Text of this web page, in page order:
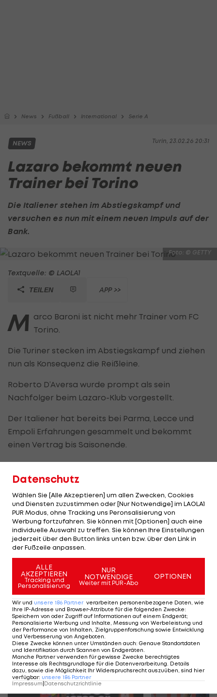
News Fußball International Serie A
Turin, 23.02.26 20:31
NEWS
Lazaro bekommt neuen
Trainer bei Torino
Die Italiener stehen im Abstiegskampf und
versuchen es nun mit einem neuen Impuls auf der
Bank.
Foto: © GETTY
Textquelle: © LAOLA1
TEILEN APP >>
M arco Baroni ist nicht mehr Trainer vom FC
Torino.
Die Turiner stecken im Abstiegskampf und ziehen
nun als Konsequenz die Reißleine.
Roberto D’Aversa wurde prompt als sein
Nachfolger beim Lazaro-Klub vorgestellt.
Der Italiener hat bereits bei Parma, Lecce und
Empoli Erfahrungen gesammelt und bekommt
einen Vertrag bis Saisonende.
Das sind die teuersten Trainer aller
SLIDESHOW
STARTEN
Mehr zum Thema
Datenschutz
Wählen Sie [Alle Akzeptieren] um allen Zwecken, Cookies
und Diensten zuzustimmen oder [Nur Notwendige] im LAOLA1
PUR Modus, ohne Tracking uns Peronsalisierung von
Werbung fortzufahren. Sie können mit [Optionen] auch eine
individuelle Auswahl zu treffen. Sie können Ihre Einstellungen
jederzeit über den Button links unten bzw. über den Link in
der Fußzeile anpassen.
ALLE
AKZEPTIEREN
Tracking und
Personalisierung
NUR
NOTWENDIGE
Weiter mit PUR-Abo
OPTIONEN
Wir und unsere 186 Partner verarbeiten personenbezogene Daten, wie
Ihre IP-Adresse und Browser-Attribute für die folgenden Zwecke:
Speichern von oder Zugriff auf Informationen auf einem Endgerät;
Personalisierte Werbung und Inhalte, Messung von Werbeleistung und
der Performance von Inhalten, Zielgruppenforschung sowie Entwicklung
und Verbesserung von Angeboten
Diese Zwecke können unter Umständen auch: Genaue Standortdaten
und Identifikation durch Scannen von Endgeräten
Manche Partner verwenden für gewisse Zwecke berechtigtes
Interesse als Rechtsgrundlage für die Datenverarbeitung. Details
dazu, sowie die Möglichkeit Ihr Widerspruchsrecht auszuüben, sind hier
verfügbar: unsere 186 Partner
Impressum|Datenschutzrichtlinie